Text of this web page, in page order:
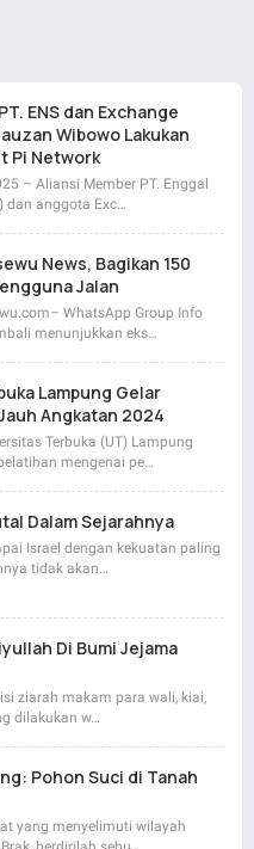
ENS dan Exchange
Wibowo Lakukan
Pi Network
– Aliansi Member PT. Enggal
dan anggota Exc…
News, Bagikan 150
Jalan
WhatsApp Group Info
menunjukkan eks…
Lampung Gelar
Angkatan 2024
Terbuka (UT) Lampung
mengenai pe…
Dalam Sejarahnya
Israel dengan kekuatan paling
tidak akan…
Di Bumi Jejama
ziarah makam para wali, kiai,
dilakukan w…
Pohon Suci di Tanah
yang menyelimuti wilayah